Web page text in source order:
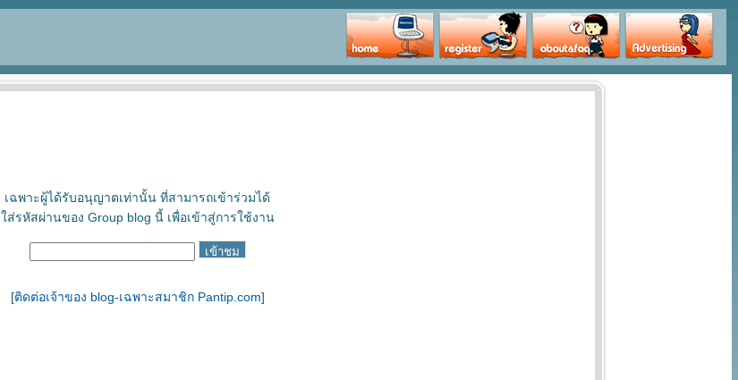
เฉพาะผู้ได้รับอนุญาตเท่านั้น ที่สามารถเข้าร่วมได้
ใส่รหัสผ่านของ Group blog นี้ เพื่อเข้าสู่การใช้งาน
[ติดต่อเจ้าของ blog-เฉพาะสมาชิก Pantip.com]